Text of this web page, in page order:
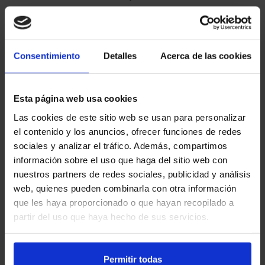
Consentimiento Detalles Acerca de las cookies
Esta página web usa cookies
Las cookies de este sitio web se usan para personalizar
el contenido y los anuncios, ofrecer funciones de redes
sociales y analizar el tráfico. Además, compartimos
información sobre el uso que haga del sitio web con
nuestros partners de redes sociales, publicidad y análisis
web, quienes pueden combinarla con otra información
que les haya proporcionado o que hayan recopilado a
partir del uso que haya hecho de sus servicios.
Permitir todas
off-road.
confiable y eficiente.
Toyota Highlander
ElToyota Highlanderes un SUV de
tres filas de asientos que ofrece
avanzada. Es ideal para familias